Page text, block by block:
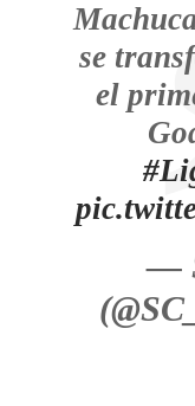
se
el
—